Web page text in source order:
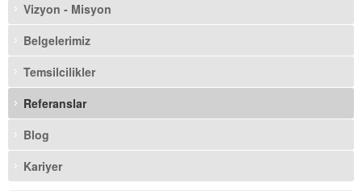
Vizyon - Misyon
Belgelerimiz
Temsilcilikler
Referanslar
Blog
Kariyer